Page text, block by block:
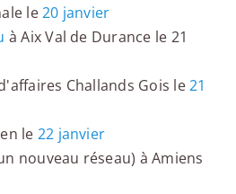
le20 janvier
à Aix Val de Durance le 21
Challands Gois le21
le 22 janvier
nouveau réseau) à Amiens